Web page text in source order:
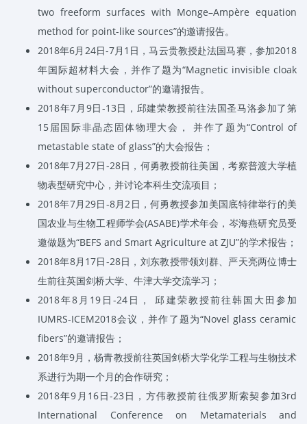
two freeform surfaces with Monge–Ampère equation
method for point-like sources”的邀请报告。
2018年6月 24日-7月 1 日，马云贵教授赴法国马赛，参加2018
年国际超材料大会，并作了题为“Magnetic invisible cloak
without superconductor”的邀请报告。
2018年7 月 9日-13日，邱建荣教授前往法国圣马洛参加了第
15 届国际非晶态固体物理大会， 并作了题为“Control of
metastable state of glass”的大会报告；
2018年7月 27日-28日，何勇教授前往美国，考察普渡大学植
物表型研究中心，并讨论本科生交流项目；
2018年7月 29日-8月 2 日，何勇教授参加美国底特律举行的美
国农业与生物工程师学会(ASABE)学术年会，岑海燕研究员受
邀做题为“BEFS and Smart Agriculture at ZJU”的学术报告；
2018年8月 17日-28日，刘东教授带领刘群、严天亮两位博士
生前往英国剑桥大学、牛津大学交流学习；
2018年8 月 19 日-24 日， 邱建荣教授前往韩国大田参加
IUMRS-ICEM2018会议，并作了题为“Novel glass ceramic
fibers”的邀请报告；
2018年9月，杨青教授前往英国剑桥大学化学工程与生物技术
系进行为期一个月的合作研究；
2018年9 月 16日-23 日，方伟教授前往俄罗斯索契参加3rd
International Conference on Metamaterials and